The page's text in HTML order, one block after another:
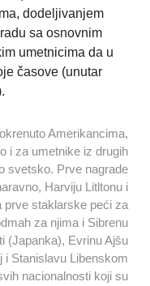
dodeljivanjem
sa osnovnim
umetnicima da u
časove (unutar
Amerikancima,
i za umetnike iz drugih
svetsko. Prve nagrade
Harviju Litltonu i
prve staklarske peći za
za njima i Sibrenu
(Japanka), Evrinu Ajšu
i Stanislavu Libenskom
nacionalnosti koji su